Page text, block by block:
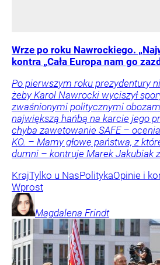
Wrze po roku Nawrockiego.
kontra „Cała Europa nam go
Po pierwszym roku prezydentury
żeby Karol Nawrocki wyciszył
zwaśnionymi politycznymi
największą hańbą na karcie jego
chyba zawetowanie SAFE –
KO. – Mamy głowę państwa, z
dumni – kontruje Marek Jakubiak
KrajTylko u NasPolitykaOpinie i
Wprost
Magdalena Frindt